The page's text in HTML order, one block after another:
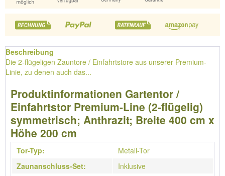
Beschreibung
Die 2-flügeligen Zauntore / Einfahrtstore aus unserer Premium-
Linie, zu denen auch das...
Produktinformationen Gartentor /
Einfahrtstor Premium-Line (2-flügelig)
symmetrisch; Anthrazit; Breite 400 cm x
Höhe 200 cm
Tor-Typ:
Metall-Tor
Zaunanschluss-Set:
Inklusive